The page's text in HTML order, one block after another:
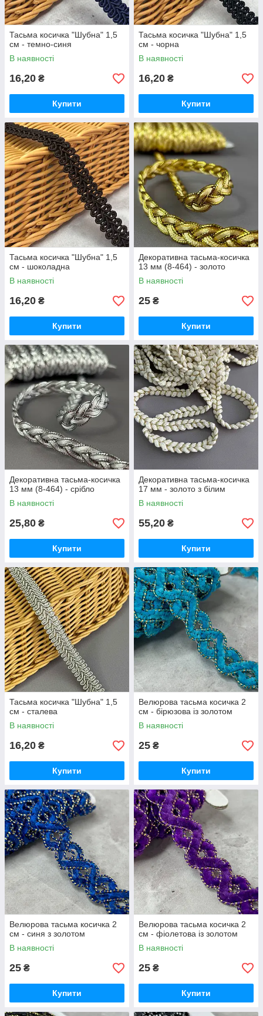
Тасьма косичка "Шубна" 1,5
см - темно-синя
В наявності
16,20 ₴
Купити
Тасьма косичка "Шубна" 1,5
см - чорна
В наявності
16,20 ₴
Купити
Тасьма косичка "Шубна" 1,5
см - шоколадна
В наявності
16,20 ₴
Купити
Декоративна тасьма-косичка
13 мм (8-464) - золото
В наявності
25 ₴
Купити
Декоративна тасьма-косичка
13 мм (8-464) - срібло
В наявності
25,80 ₴
Купити
Декоративна тасьма-косичка
17 мм - золото з білим
В наявності
55,20 ₴
Купити
Тасьма косичка "Шубна" 1,5
см - сталева
В наявності
16,20 ₴
Купити
Велюрова тасьма косичка 2
см - бірюзова із золотом
В наявності
25 ₴
Купити
Велюрова тасьма косичка 2
см - синя з золотом
В наявності
25 ₴
Купити
Велюрова тасьма косичка 2
см - фіолетова із золотом
В наявності
25 ₴
Купити